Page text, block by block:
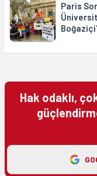
Paris
Hak odaklı,